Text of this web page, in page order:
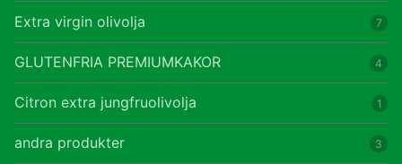
Extra virgin olivolja 7
GLUTENFRIA PREMIUMKAKOR 4
Citron extra jungfruolivolja 1
andra produkter 3